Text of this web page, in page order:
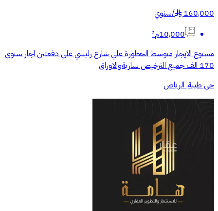
160,000
§
/سنوي
10,000م²
مستوع الايجار متوسط الخطورة علي شارع رليسي علي دفعتين اجار سنوي
170 الف جميع الترخيص ساريةوالاوراق
حي طيبة, الرياض